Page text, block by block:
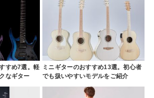
すめ7選。軽
なギター
ミニギターのおすすめ13選。初心者
でも扱いやすいモデルをご紹介